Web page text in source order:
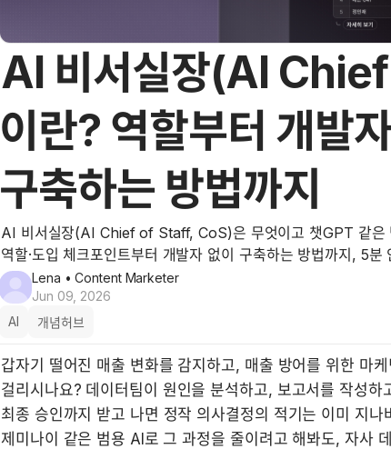
AI 비서실장(AI
이란? 역할부터 개발
구축하는 방법까지
AI 비서실장(AI Chief of Staff, CoS)은 무엇이고 챗GPT 같은
역할·도입 체크포인트부터 개발자 없이 구축하는 방법까지, 5분
Lena • Content Marketer
Jun 09, 2026
AI
개념허브
갑자기 떨어진 매출 변화를 감지하고, 매출 방어를 위한 마
걸리시나요? 데이터팀이 원인을 분석하고, 보고서를 작성
최종 승인까지 받고 나면 정작 의사결정의 적기는 이미 지
제미나이 같은 범용 AI로 그 과정을 줄이려고 해봐도, 자사